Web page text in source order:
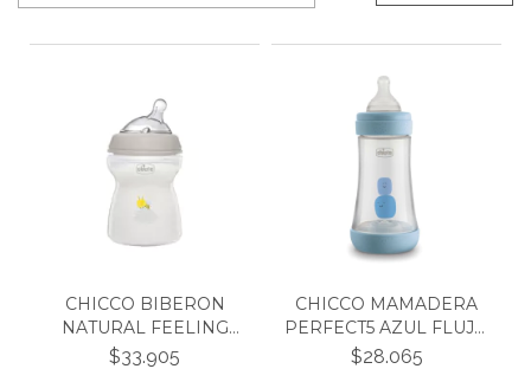
CHICCO BIBERON
NATURAL FEELING
250ML 2M+...
$33.905
CHICCO MAMADERA
PERFECT5 AZUL FLUJO
MEDI...
$28.065